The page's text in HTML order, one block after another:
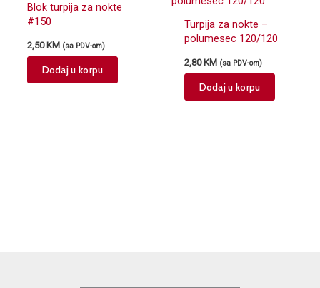
Blok turpija za nokte
#150
2,50 KM (sa PDV-om)
Dodaj u korpu
Turpija za nokte –
polumesec 120/120
2,80 KM (sa PDV-om)
Dodaj u korpu